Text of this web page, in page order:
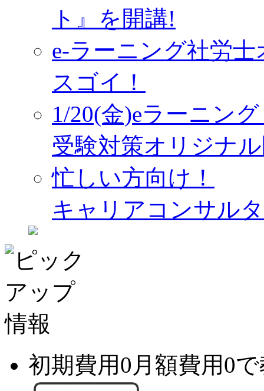
ト』を開講!
e-ラーニング社労
スゴイ！
1/20(金)eラーニン
受験対策オリジナ
忙しい方向け！
キャリアコンサル
初期費用0月額費用0